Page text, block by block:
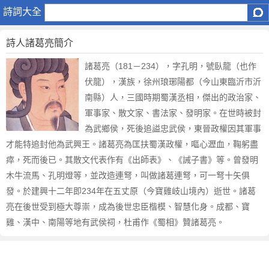
詩詞大全
諸
詩人諸葛亮簡介
諸葛亮（181－234），字孔明，號臥龍（也作
伏龍），漢族，徐州琅琊陽都（今山東臨沂市沂
南縣）人，三國時期蜀漢丞相，傑出的政治家、
軍事家、散文家、書法家、發明家。在世時被封
為武鄉侯，死後追謚忠武侯，東晉政權因其軍事
才能特追封他為武興王。諸葛亮為匡扶蜀漢政權，嘔心瀝血，鞠躬盡
瘁，死而後已。其散文代表作有《出師表》、《誡子書》等。曾發明
木牛流馬、孔明燈等，並改造連弩，叫做諸葛連弩，可一弩十矢俱
發。於建興十二年即234年在五丈原（今寶雞岐山境內）逝世。諸葛
亮在後世受到極大尊崇，成為後世忠臣楷模、智慧化身。成都、寶
雞、漢中、南陽等地有武侯祠，杜甫作《蜀相》贊諸葛亮。